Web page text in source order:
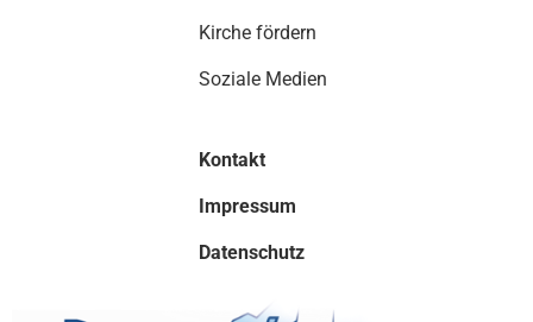
Kirche fördern
Soziale Medien
Kontakt
Impressum
Datenschutz